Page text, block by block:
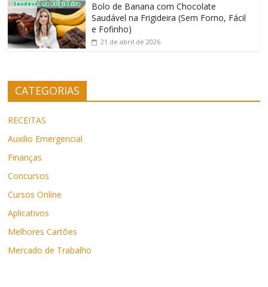
Bolo de Banana com Chocolate
Saudável na Frigideira (Sem Forno, Fácil
e Fofinho)
21 de abril de 2026
CATEGORIAS
RECEITAS
Auxilio Emergencial
Finanças
Concursos
Cursos Online
Aplicativos
Melhores Cartões
Mercado de Trabalho